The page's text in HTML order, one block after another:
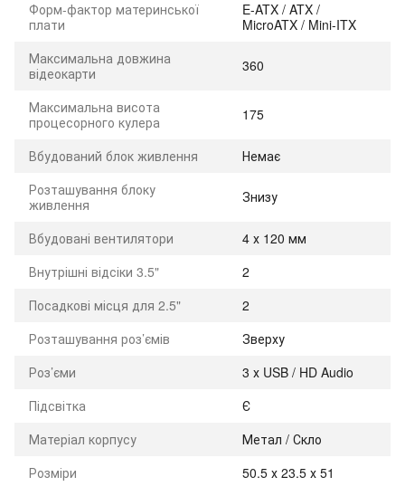
Форм-фактор материнської
плати
E-ATX / ATX /
MicroATX / Mini-ITX
Максимальна довжина
відеокарти
360
Максимальна висота
процесорного кулера
175
Вбудований блок живлення
Немає
Розташування блоку
живлення
Знизу
Вбудовані вентилятори
4 х 120 мм
Внутрішні відсіки 3.5"
2
Посадкові місця для 2.5"
2
Розташування роз’ємів
Зверху
Роз’єми
3 х USB / HD Audio
Підсвітка
Є
Матеріал корпусу
Метал / Скло
Розміри
50.5 х 23.5 х 51